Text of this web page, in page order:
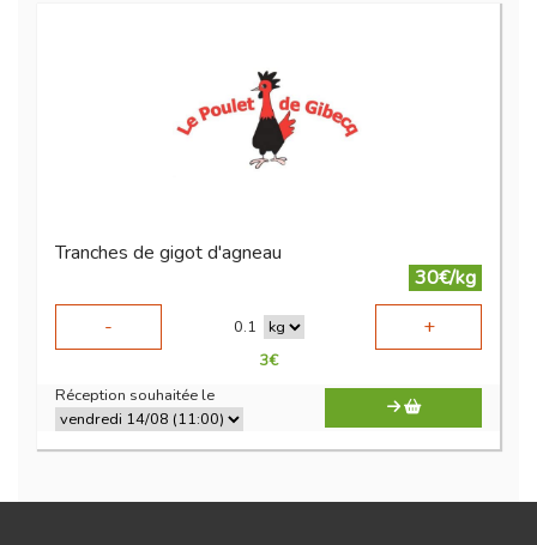
Tranches de gigot d'agneau
30€/kg
-
0.1 +
3€
Réception souhaitée le